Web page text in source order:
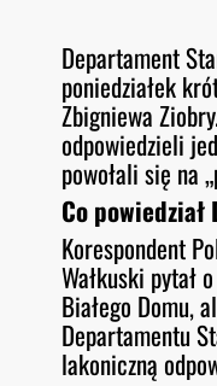
Departament
poniedziałek
Zbigniewa
odpowiedzieli
powołali się na
Co
Korespondent
Wałkuski pytał
Białego Domu,
Departamentu
lakoniczną